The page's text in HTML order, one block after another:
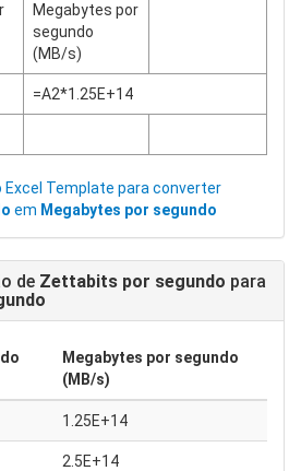
Megabytes por
segundo
(MB/s)
=A2*1.25E+14
Excel Template para converter
em Megabytes por segundo
de Zettabits por segundo para
Megabytes por segundo
(MB/s)
1.25E+14
2.5E+14